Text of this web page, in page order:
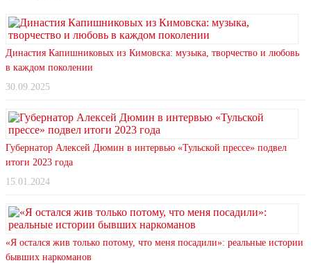
Династия Капишниковых из Кимовска: музыка, творчество и любовь
в каждом поколении
30.09.2025
Губернатор Алексей Дюмин в интервью «Тульской прессе» подвел
итоги 2023 года
15.01.2024
«Я остался жив только потому, что меня посадили»: реальные истории
бывших наркоманов